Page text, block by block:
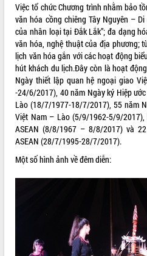
Trailer Lễ hội Sầu riêng Đắk Lắk năm
2026
Khám bệnh, cấp phát thuốc miễn phí
và tặng quà người dân xã Cư Pui
Hội nghị UBND tỉnh Đắk Lắk thường kỳ
Nam Anh hùng” và trao Huân chương
UBND tỉnh Đắk Lắk triển khai nhiệm
ALBUM ẢNH
Việc tổ chức Chương trình nhằm bảo
văn hóa cồng chiêng Tây Nguyên –
của nhân loại tại Đắk Lắk”; đa dạng
văn hóa, nghệ thuật của địa phương;
lịch văn hóa gắn với các hoạt động
hút khách du lịch.Đây còn là hoạt
Ngày thiết lập quan hệ ngoại giao
-24/6/2017), 40 năm Ngày ký Hiệp
Lào (18/7/1977-18/7/2017), 55 năm
Việt Nam – Lào (5/9/1962-5/9/
ASEAN (8/8/1967 – 8/8/2017) và
ASEAN (28/7/1995-28/7/2017).
Một số hình ảnh về đêm diễn: